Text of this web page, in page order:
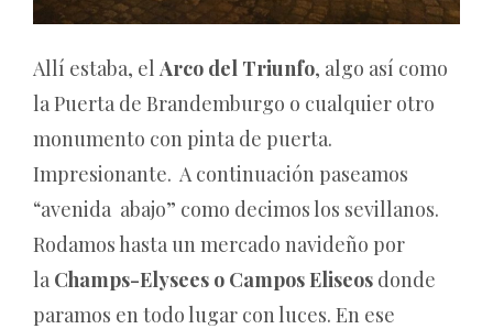
Allí estaba, el Arco del Triunfo, algo así como
la Puerta de Brandemburgo o cualquier otro
monumento con pinta de puerta.
Impresionante. A continuación paseamos
“avenida abajo” como decimos los sevillanos.
Rodamos hasta un mercado navideño por
la Champs-Elysees o Campos Eliseos donde
paramos en todo lugar con luces. En ese